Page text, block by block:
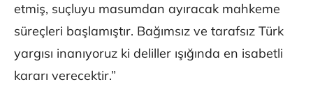
etmiş, suçluyu masumdan ayıracak mahkeme
süreçleri başlamıştır. Bağımsız ve tarafsız Türk
yargısı inanıyoruz ki deliller ışığında en isabetli
kararı verecektir.”